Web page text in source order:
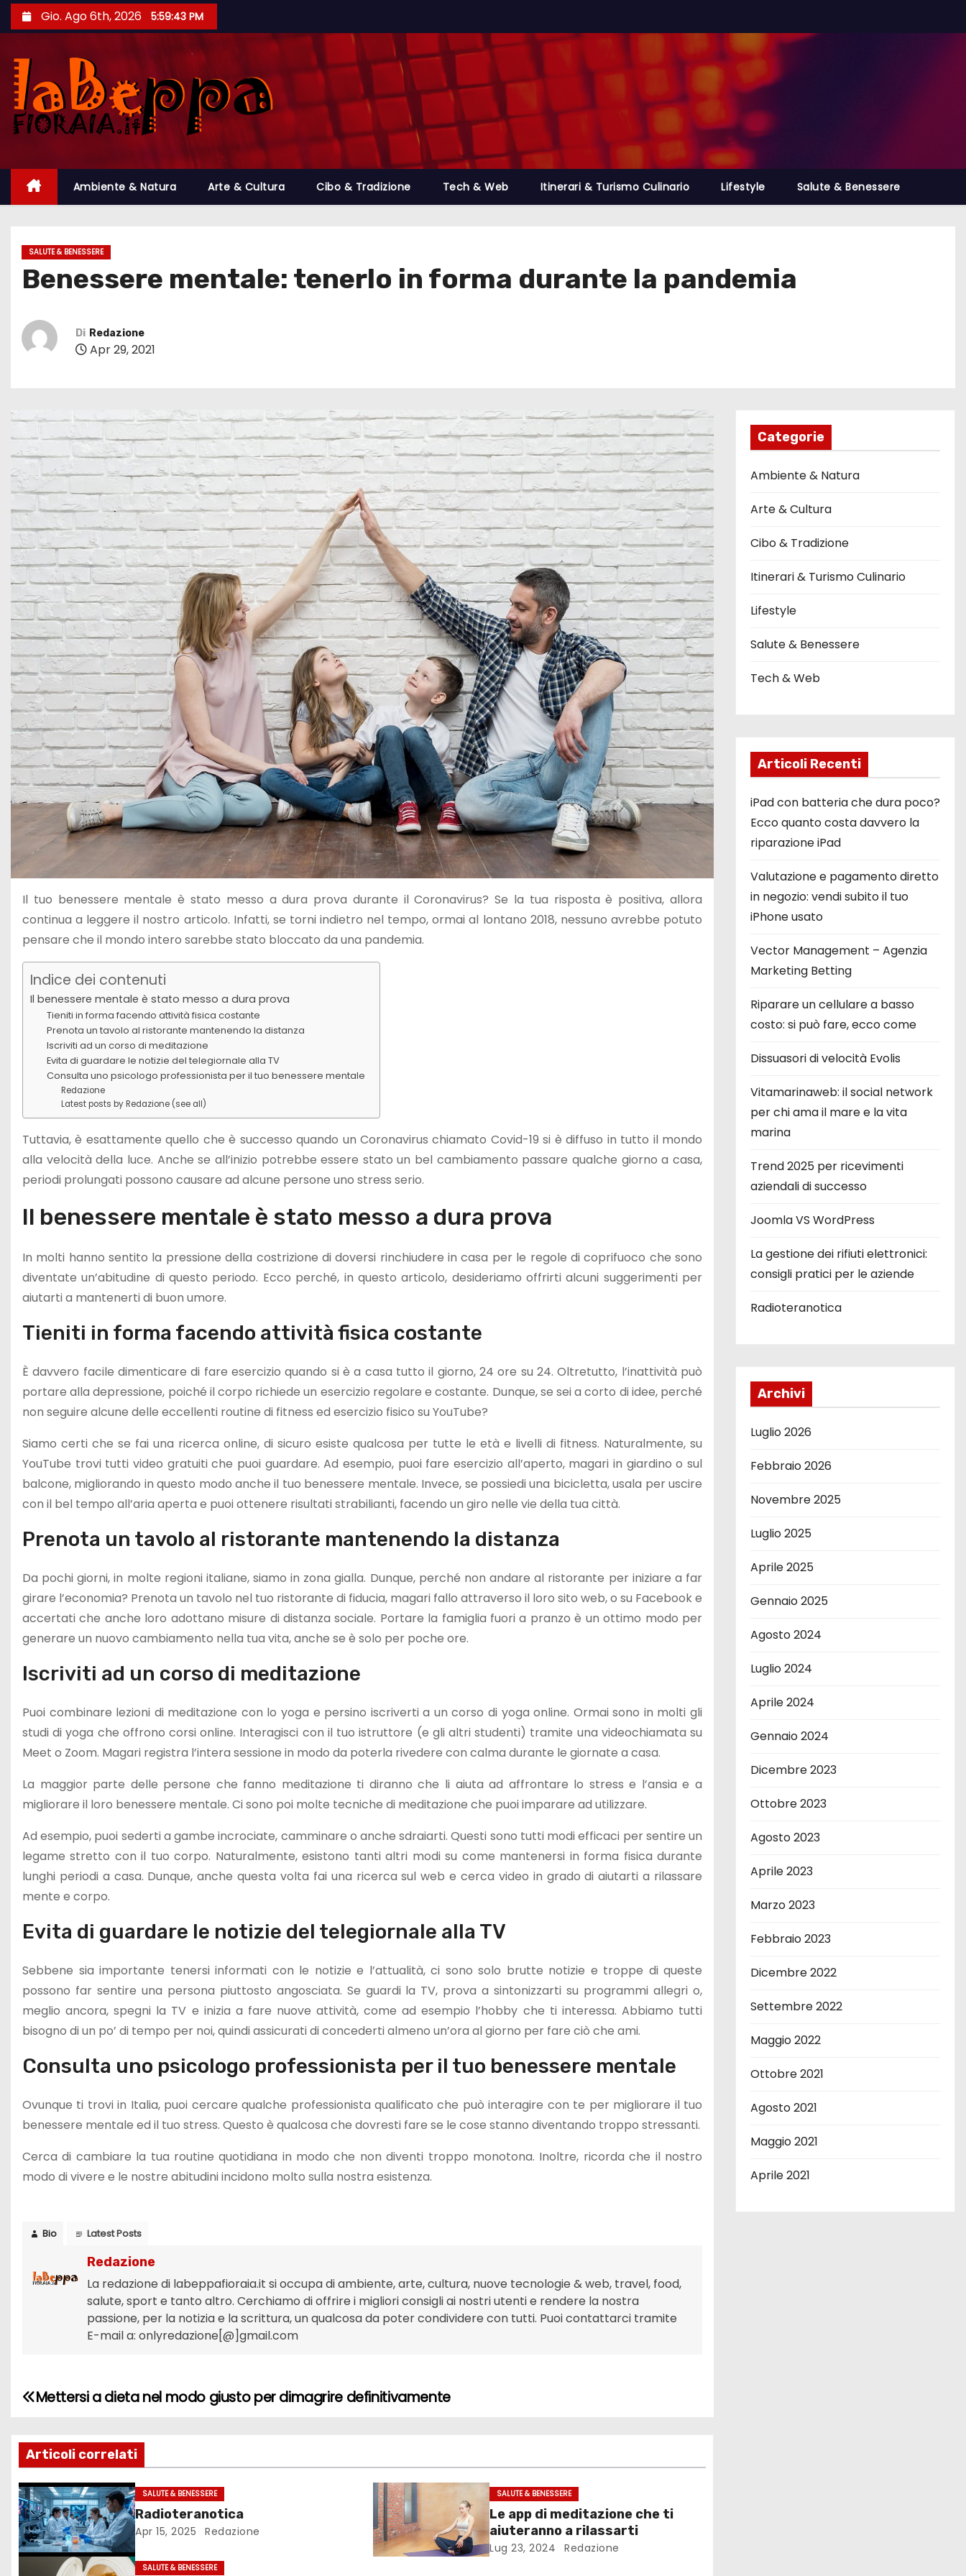
a
o
t
Gio. Ago 6th, 2026 5:59:45 PM
Ambiente & Natura Arte & Cultura Cibo & Tradizione Tech & Web Itinerari & Turismo Culinario Lifestyle Salute & Benessere
SALUTE & BENESSERE
Benessere mentale: tenerlo in forma durante la pandemia
Di Redazione
Apr 29, 2021
Il tuo benessere mentale è stato messo a dura prova durante il Coronavirus? Se la tua risposta è positiva, allora
continua a leggere il nostro articolo. Infatti, se torni indietro nel tempo, ormai al lontano 2018, nessuno avrebbe potuto
pensare che il mondo intero sarebbe stato bloccato da una pandemia.
Indice dei contenuti
Il benessere mentale è stato messo a dura prova
Tieniti in forma facendo attività fisica costante
Prenota un tavolo al ristorante mantenendo la distanza
Iscriviti ad un corso di meditazione
Evita di guardare le notizie del telegiornale alla TV
Consulta uno psicologo professionista per il tuo benessere mentale
Redazione
Latest posts by Redazione (see all)
Tuttavia, è esattamente quello che è successo quando un Coronavirus chiamato Covid-19 si è diffuso in tutto il mondo
alla velocità della luce. Anche se all’inizio potrebbe essere stato un bel cambiamento passare qualche giorno a casa,
periodi prolungati possono causare ad alcune persone uno stress serio.
Il benessere mentale è stato messo a dura prova
In molti hanno sentito la pressione della costrizione di doversi rinchiudere in casa per le regole di coprifuoco che sono
diventate un’abitudine di questo periodo. Ecco perché, in questo articolo, desideriamo offrirti alcuni suggerimenti per
aiutarti a mantenerti di buon umore.
Tieniti in forma facendo attività fisica costante
È davvero facile dimenticare di fare esercizio quando si è a casa tutto il giorno, 24 ore su 24. Oltretutto, l’inattività può
portare alla depressione, poiché il corpo richiede un esercizio regolare e costante. Dunque, se sei a corto di idee, perché
non seguire alcune delle eccellenti routine di fitness ed esercizio fisico su YouTube?
Siamo certi che se fai una ricerca online, di sicuro esiste qualcosa per tutte le età e livelli di fitness. Naturalmente, su
YouTube trovi tutti video gratuiti che puoi guardare. Ad esempio, puoi fare esercizio all’aperto, magari in giardino o sul
balcone, migliorando in questo modo anche il tuo benessere mentale. Invece, se possiedi una bicicletta, usala per uscire
con il bel tempo all’aria aperta e puoi ottenere risultati strabilianti, facendo un giro nelle vie della tua città.
Prenota un tavolo al ristorante mantenendo la distanza
Da pochi giorni, in molte regioni italiane, siamo in zona gialla. Dunque, perché non andare al ristorante per iniziare a far
girare l’economia? Prenota un tavolo nel tuo ristorante di fiducia, magari fallo attraverso il loro sito web, o su Facebook e
accertati che anche loro adottano misure di distanza sociale. Portare la famiglia fuori a pranzo è un ottimo modo per
generare un nuovo cambiamento nella tua vita, anche se è solo per poche ore.
Iscriviti ad un corso di meditazione
Puoi combinare lezioni di meditazione con lo yoga e persino iscriverti a un corso di yoga online. Ormai sono in molti gli
studi di yoga che offrono corsi online. Interagisci con il tuo istruttore (e gli altri studenti) tramite una videochiamata su
Meet o Zoom. Magari registra l’intera sessione in modo da poterla rivedere con calma durante le giornate a casa.
La maggior parte delle persone che fanno meditazione ti diranno che li aiuta ad affrontare lo stress e l’ansia e a
migliorare il loro benessere mentale. Ci sono poi molte tecniche di meditazione che puoi imparare ad utilizzare.
Ad esempio, puoi sederti a gambe incrociate, camminare o anche sdraiarti. Questi sono tutti modi efficaci per sentire un
legame stretto con il tuo corpo. Naturalmente, esistono tanti altri modi su come mantenersi in forma fisica durante
lunghi periodi a casa. Dunque, anche questa volta fai una ricerca sul web e cerca video in grado di aiutarti a rilassare
mente e corpo.
Evita di guardare le notizie del telegiornale alla TV
Sebbene sia importante tenersi informati con le notizie e l’attualità, ci sono solo brutte notizie e troppe di queste
possono far sentire una persona piuttosto angosciata. Se guardi la TV, prova a sintonizzarti su programmi allegri o,
meglio ancora, spegni la TV e inizia a fare nuove attività, come ad esempio l’hobby che ti interessa. Abbiamo tutti
bisogno di un po’ di tempo per noi, quindi assicurati di concederti almeno un’ora al giorno per fare ciò che ami.
Consulta uno psicologo professionista per il tuo benessere mentale
Ovunque ti trovi in ​​Italia, puoi cercare qualche professionista qualificato che può interagire con te per migliorare il tuo
benessere mentale ed il tuo stress. Questo è qualcosa che dovresti fare se le cose stanno diventando troppo stressanti.
Cerca di cambiare la tua routine quotidiana in modo che non diventi troppo monotona. Inoltre, ricorda che il nostro
modo di vivere e le nostre abitudini incidono molto sulla nostra esistenza.
Bio Latest Posts
Redazione
La redazione di labeppafioraia.it si occupa di ambiente, arte, cultura, nuove tecnologie & web, travel, food,
salute, sport e tanto altro. Cerchiamo di offrire i migliori consigli ai nostri utenti e rendere la nostra
passione, per la notizia e la scrittura, un qualcosa da poter condividere con tutti. Puoi contattarci tramite
E-mail a: onlyredazione[@]gmail.com
N
v
i
g
a
Mettersi a dieta nel modo giusto per dimagrire definitivamente
Articoli correlati
SALUTE & BENESSERE
Radioteranotica
Apr 15, 2025 Redazione
SALUTE & BENESSERE
Le app di meditazione che ti
aiuteranno a rilassarti
Lug 23, 2024 Redazione
SALUTE & BENESSERE
Categorie
Ambiente & Natura
Arte & Cultura
Cibo & Tradizione
Itinerari & Turismo Culinario
Lifestyle
Salute & Benessere
Tech & Web
Articoli Recenti
iPad con batteria che dura poco?
Ecco quanto costa davvero la
riparazione iPad
Valutazione e pagamento diretto
in negozio: vendi subito il tuo
iPhone usato
Vector Management – Agenzia
Marketing Betting
Riparare un cellulare a basso
costo: si può fare, ecco come
Dissuasori di velocità Evolis
Vitamarinaweb: il social network
per chi ama il mare e la vita
marina
Trend 2025 per ricevimenti
aziendali di successo
Joomla VS WordPress
La gestione dei rifiuti elettronici:
consigli pratici per le aziende
Radioteranotica
Archivi
Luglio 2026
Febbraio 2026
Novembre 2025
Luglio 2025
Aprile 2025
Gennaio 2025
Agosto 2024
Luglio 2024
Aprile 2024
Gennaio 2024
Dicembre 2023
Ottobre 2023
Agosto 2023
Aprile 2023
Marzo 2023
Febbraio 2023
Dicembre 2022
Settembre 2022
Maggio 2022
Ottobre 2021
Agosto 2021
Maggio 2021
Aprile 2021